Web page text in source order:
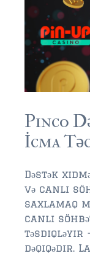
Pinco
İcma
Dəstək
və canlı
saxlamaq
canlı
təsdiqləyir
dəqiqədir.